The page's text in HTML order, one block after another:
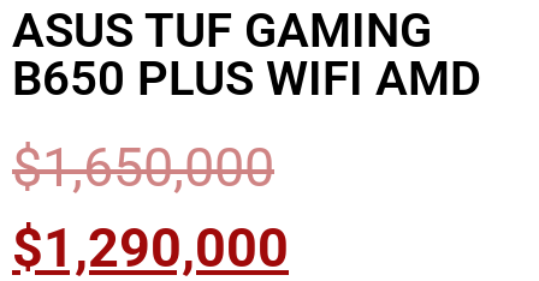
ASUS TUF GAMING
B650 PLUS WIFI AMD
$1,650,000
$1,290,000